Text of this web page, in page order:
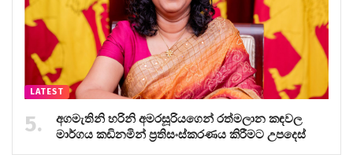
LATEST
අගමැතිනි හරිනි අමරසූරියගෙන් රත්මලාන කඳවල
මාර්ගය කඩිනමින් ප්‍රතිසංස්කරණය කිරීමට උපදෙස්